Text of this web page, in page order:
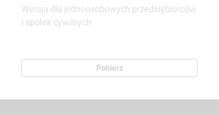
Wersja dla jednoosobowych przedsiębiorców
i spółek cywilnych
Pobierz